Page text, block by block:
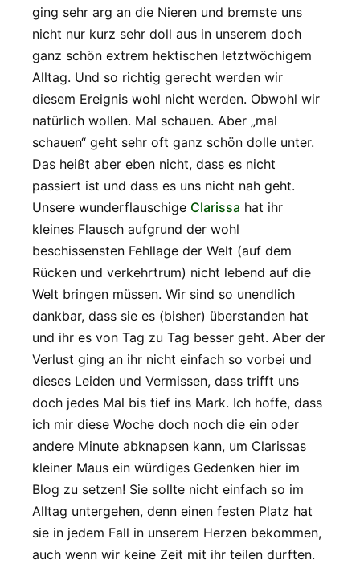
ging sehr arg an die Nieren und bremste uns
nicht nur kurz sehr doll aus in unserem doch
ganz schön extrem hektischen letztwöchigem
Alltag. Und so richtig gerecht werden wir
diesem Ereignis wohl nicht werden. Obwohl wir
natürlich wollen. Mal schauen. Aber „mal
schauen“ geht sehr oft ganz schön dolle unter.
Das heißt aber eben nicht, dass es nicht
passiert ist und dass es uns nicht nah geht.
Unsere wunderflauschige Clarissa hat ihr
kleines Flausch aufgrund der wohl
beschissensten Fehllage der Welt (auf dem
Rücken und verkehrtrum) nicht lebend auf die
Welt bringen müssen. Wir sind so unendlich
dankbar, dass sie es (bisher) überstanden hat
und ihr es von Tag zu Tag besser geht. Aber der
Verlust ging an ihr nicht einfach so vorbei und
dieses Leiden und Vermissen, dass trifft uns
doch jedes Mal bis tief ins Mark. Ich hoffe, dass
ich mir diese Woche doch noch die ein oder
andere Minute abknapsen kann, um Clarissas
kleiner Maus ein würdiges Gedenken hier im
Blog zu setzen! Sie sollte nicht einfach so im
Alltag untergehen, denn einen festen Platz hat
sie in jedem Fall in unserem Herzen bekommen,
auch wenn wir keine Zeit mit ihr teilen durften.